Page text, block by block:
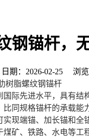
钢锚杆，
日期：2026-02-25 浏览
树脂螺纹钢锚杆
际先进水平，具有结
同规格锚杆的承载能
现端锚、加长锚和全
矿、铁路、水电等工